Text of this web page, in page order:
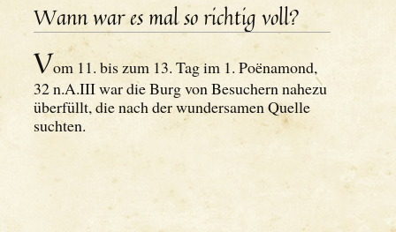
Wann war es mal so richtig voll?
Vom 11. bis zum 13. Tag im 1. Poënamond,
32 n.A.III war die Burg von Besuchern nahezu
überfüllt, die nach der wundersamen Quelle
suchten.